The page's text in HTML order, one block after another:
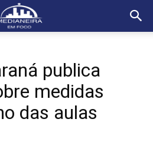
publica
medidas
das aulas